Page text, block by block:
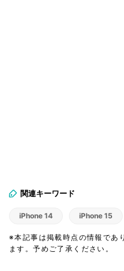
関連キーワード
iPhone 14 iPhone 15
※本記事は掲載時点の情報であ
ます。予めご了承ください。